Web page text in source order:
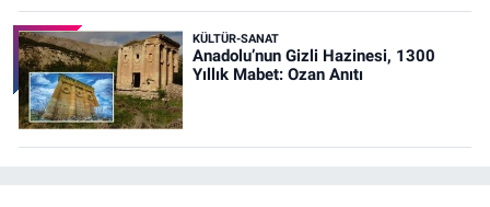
KÜLTÜR-SANAT
Anadolu’nun Gizli Hazinesi, 1300
Yıllık Mabet: Ozan Anıtı